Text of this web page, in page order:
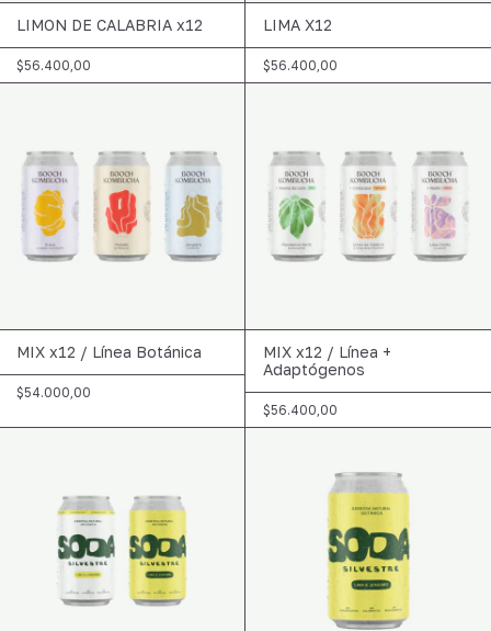
LIMON DE CALABRIA x12
$56.400,00
LIMA X12
$56.400,00
MIX x12 / Línea Botánica
$54.000,00
MIX x12 / Línea +
Adaptógenos
$56.400,00